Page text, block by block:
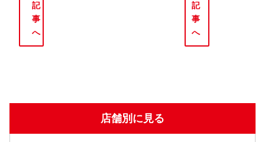
記
事
へ
記
事
へ
店舗別に見る